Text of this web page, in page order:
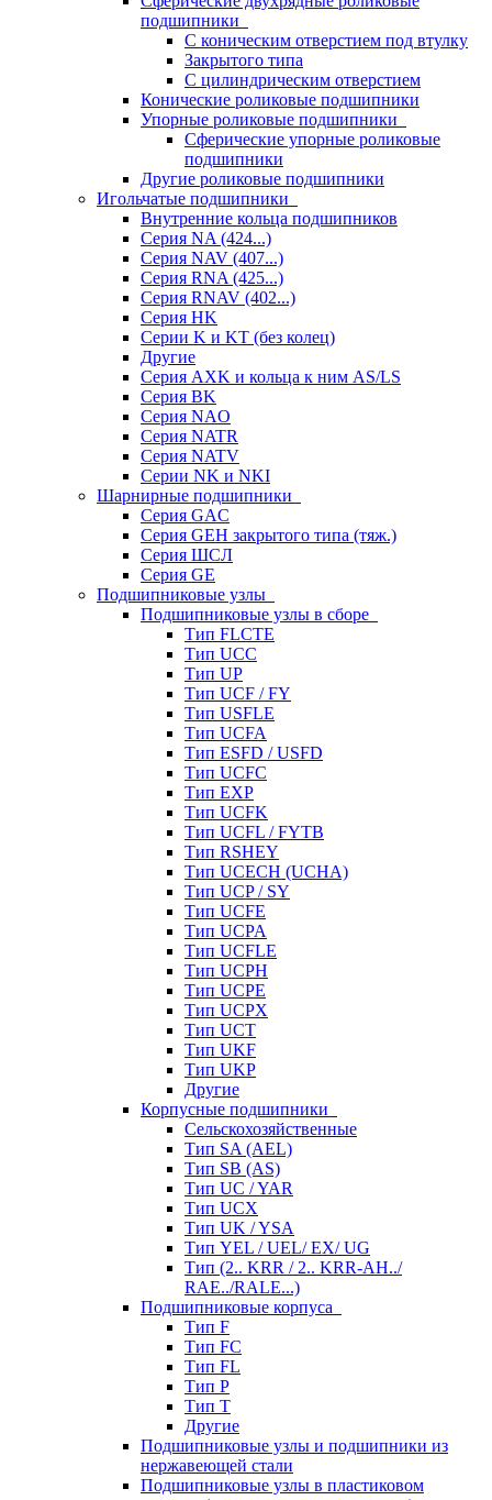
подшипники
С коническим отверстием под втулку
Закрытого типа
С цилиндрическим отверстием
Конические роликовые подшипники
Упорные роликовые подшипники
Сферические упорные роликовые
подшипники
Другие роликовые подшипники
Игольчатые подшипники
Внутренние кольца подшипников
Серия NA (424...)
Серия NAV (407...)
Серия RNA (425...)
Серия RNAV (402...)
Серия HK
Серии K и KT (без колец)
Другие
Серия AXK и кольца к ним AS/LS
Серия BK
Серия NAO
Серия NATR
Серия NATV
Серии NK и NKI
Шарнирные подшипники
Серия GAC
Серия GEH закрытого типа (тяж.)
Серия ШСЛ
Серия GE
Подшипниковые узлы
Подшипниковые узлы в сборе
Тип FLCTE
Тип UCC
Тип UP
Тип UCF / FY
Тип USFLE
Тип UCFA
Тип ESFD / USFD
Тип UCFC
Тип EXP
Тип UCFK
Тип UCFL / FYTB
Тип RSHEY
Тип UCECH (UCHA)
Тип UCP / SY
Тип UCFE
Тип UCPA
Тип UCFLE
Тип UCPH
Тип UCPE
Тип UCPX
Тип UCT
Тип UKF
Тип UKP
Другие
Корпусные подшипники
Сельскохозяйственные
Тип SA (AEL)
Тип SB (AS)
Тип UC / YAR
Тип UCX
Тип UK / YSA
Тип YEL / UEL/ EX/ UG
Тип (2.. KRR / 2.. KRR-AH../
RAE../RALE...)
Подшипниковые корпуса
Тип F
Тип FC
Тип FL
Тип P
Тип T
Другие
Подшипниковые узлы и подшипники из
нержавеющей стали
Подшипниковые узлы в пластиковом